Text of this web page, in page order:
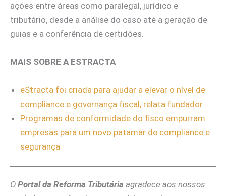
ações entre áreas como paralegal, jurídico e
tributário, desde a análise do caso até a geração de
guias e a conferência de certidões.
MAIS SOBRE A ESTRACTA
eStracta foi criada para ajudar a elevar o nível de
compliance e governança fiscal, relata fundador
Programas de conformidade do fisco empurram
empresas para um novo patamar de compliance e
segurança
O Portal da Reforma Tributária agradece aos nossos